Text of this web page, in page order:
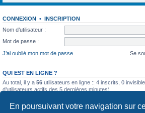
En poursuivant votre navigation sur
CONNEXION • INSCRIPTION
Nom d’utilisateur :
Mot de passe :
J’ai oublié mon mot de passe
Se
QUI EST EN LIGNE ?
Au total, il y a 56 utilisateurs en ligne :: 4 inscrits, 0
d’utilisateurs actifs des 5 dernières minutes)
0:07